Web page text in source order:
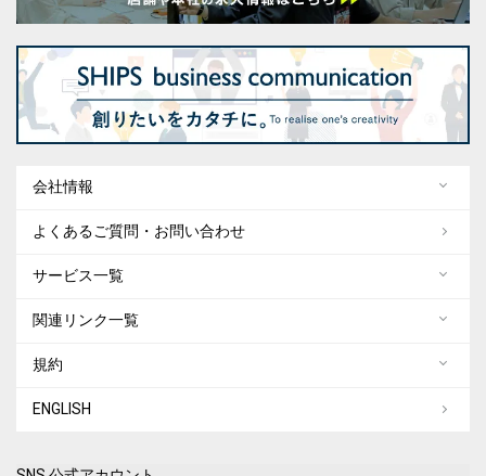
会社情報
よくあるご質問・お問い合わせ
サービス一覧
関連リンク一覧
規約
ENGLISH